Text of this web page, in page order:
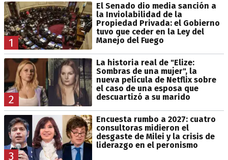
1
El Senado dio media sanción a
la Inviolabilidad de la
Propiedad Privada: el Gobierno
tuvo que ceder en la Ley del
Manejo del Fuego
2
La historia real de "Elize:
Sombras de una mujer", la
nueva película de Netflix sobre
el caso de una esposa que
descuartizó a su marido
3
Encuesta rumbo a 2027: cuatro
consultoras midieron el
desgaste de Milei y la crisis de
liderazgo en el peronismo